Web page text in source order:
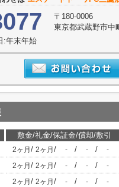
〒180-0006
東京都武蔵野市中
:年末年始
敷金/礼金/保証金/償却/敷引
2ヶ月 / 2ヶ月 / - / - / -
2ヶ月 / 2ヶ月 / - / - / -
2ヶ月 / 2ヶ月 / - / - / -